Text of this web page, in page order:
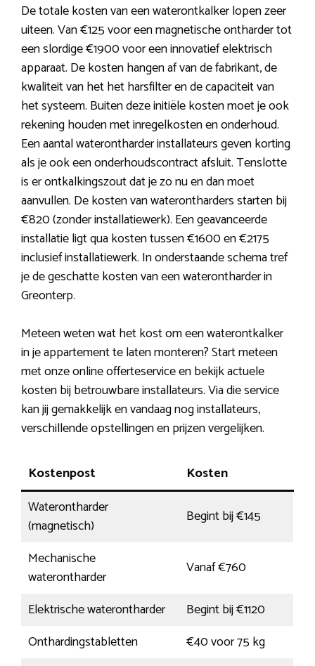
De totale kosten van een waterontkalker lopen zeer
uiteen. Van €125 voor een magnetische ontharder tot
een slordige €1900 voor een innovatief elektrisch
apparaat. De kosten hangen af van de fabrikant, de
kwaliteit van het het harsfilter en de capaciteit van
het systeem. Buiten deze initiële kosten moet je ook
rekening houden met inregelkosten en onderhoud.
Een aantal waterontharder installateurs geven korting
als je ook een onderhoudscontract afsluit. Tenslotte
is er ontkalkingszout dat je zo nu en dan moet
aanvullen. De kosten van waterontharders starten bij
€820 (zonder installatiewerk). Een geavanceerde
installatie ligt qua kosten tussen €1600 en €2175
inclusief installatiewerk. In onderstaande schema tref
je de geschatte kosten van een waterontharder in
Greonterp.
Meteen weten wat het kost om een waterontkalker
in je appartement te laten monteren? Start meteen
met onze online offerteservice en bekijk actuele
kosten bij betrouwbare installateurs. Via die service
kan jij gemakkelijk en vandaag nog installateurs,
verschillende opstellingen en prijzen vergelijken.
Kostenpost
Kosten
Waterontharder
(magnetisch)
Begint bij €145
Mechanische
waterontharder
Vanaf €760
Elektrische waterontharder
Begint bij €1120
Onthardingstabletten
€40 voor 75 kg